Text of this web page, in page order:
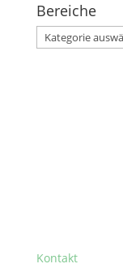
Bereiche
Bereiche
Kontakt